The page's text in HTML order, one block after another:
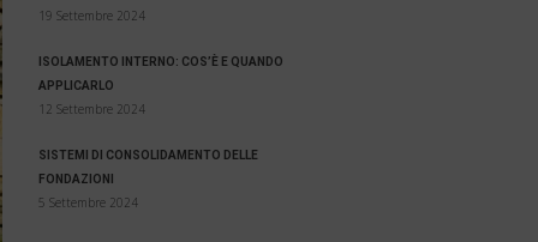
19 Settembre 2024
ISOLAMENTO INTERNO: COS’È E QUANDO
APPLICARLO
12 Settembre 2024
SISTEMI DI CONSOLIDAMENTO DELLE
FONDAZIONI
5 Settembre 2024